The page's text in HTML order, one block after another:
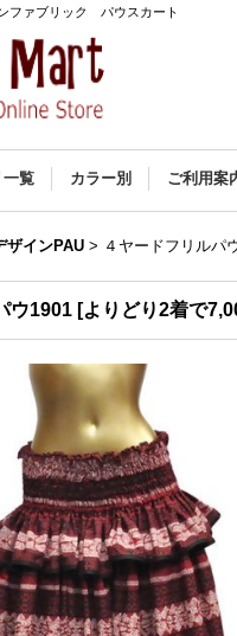
ファブリック パウスカート
一覧 カラー別 ご利用案
ザインPAU > ４ヤードフリルパ
ウ1901 [よりどり2着で